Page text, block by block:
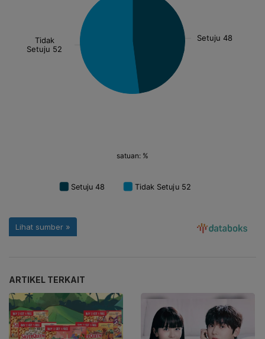
ARTIKEL TERKAIT